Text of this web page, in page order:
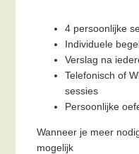
4 persoonlijke
Individuele
Verslag na
Telefonisch of
sessies
Persoonlijke
Wanneer je meer
mogelijk